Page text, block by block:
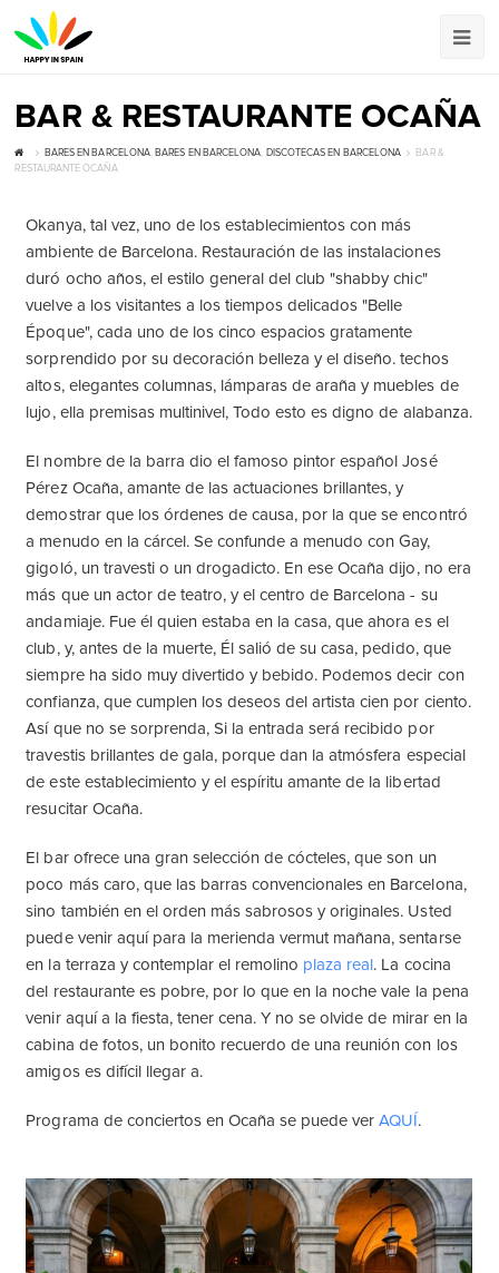
BAR & RESTAURANTE OCAÑA
BARES EN BARCELONA, BARES EN BARCELONA, DISCOTECAS EN BARCELONA
BAR &
RESTAURANTE OCAÑA
Okanya, tal vez, uno de los establecimientos con más
ambiente de Barcelona. Restauración de las instalaciones
duró ocho años, el estilo general del club "shabby chic"
vuelve a los visitantes a los tiempos delicados "Belle
Époque", cada uno de los cinco espacios gratamente
sorprendido por su decoración belleza y el diseño. techos
altos, elegantes columnas, lámparas de araña y muebles de
lujo, ella premisas multinivel, Todo esto es digno de alabanza.
El nombre de la barra dio el famoso pintor español José
Pérez Ocaña, amante de las actuaciones brillantes, y
demostrar que los órdenes de causa, por la que se encontró
a menudo en la cárcel. Se confunde a menudo con Gay,
gigoló, un travesti o un drogadicto. En ese Ocaña dijo, no era
más que un actor de teatro, y el centro de Barcelona - su
andamiaje. Fue él quien estaba en la casa, que ahora es el
club, y, antes de la muerte, Él salió de su casa, pedido, que
siempre ha sido muy divertido y bebido. Podemos decir con
confianza, que cumplen los deseos del artista cien por ciento.
Así que no se sorprenda, Si la entrada será recibido por
travestis brillantes de gala, porque dan la atmósfera especial
de este establecimiento y el espíritu amante de la libertad
resucitar Ocaña.
El bar ofrece una gran selección de cócteles, que son un
poco más caro, que las barras convencionales en Barcelona,
sino también en el orden más sabrosos y originales. Usted
puede venir aquí para la merienda vermut mañana, sentarse
en la terraza y contemplar el remolino plaza real. La cocina
del restaurante es pobre, por lo que en la noche vale la pena
venir aquí a la fiesta, tener cena. Y no se olvide de mirar en la
cabina de fotos, un bonito recuerdo de una reunión con los
amigos es difícil llegar a.
Programa de conciertos en Ocaña se puede verAQUÍ.